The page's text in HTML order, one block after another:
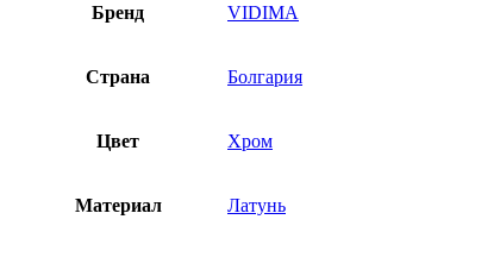
Бренд VIDIMA
Страна Болгария
Цвет Хром
Материал Латунь